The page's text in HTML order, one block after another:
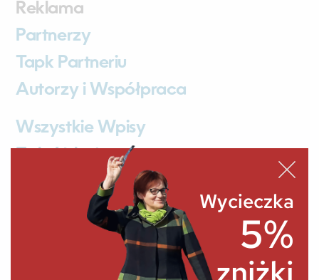
Reklama
Partnerzy
Tapk Partneriu
Autorzy i Współpraca
Wszystkie Wpisy
Polityka prywatności
Ustawienia Cookies
Atsakomybės apribojimas
Wycieczka
5%